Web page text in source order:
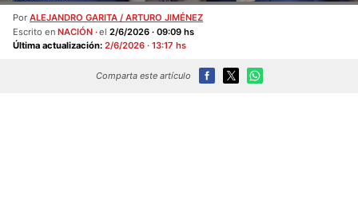
Por ALEJANDRO GARITA / ARTURO JIMÉNEZ
Escrito en NACIÓN el 2/6/2026 · 09:09 hs
Última actualización: 2/6/2026 · 13:17 hs
Comparta este artículo